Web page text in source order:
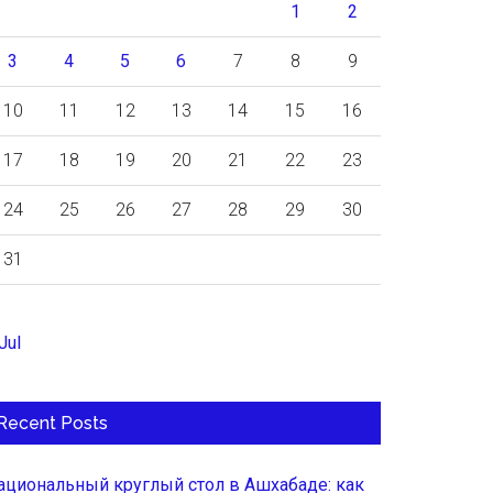
1 2
3 4 5 6 7 8 9
10 11 12 13 14 15 16
17 18 19 20 21 22 23
24 25 26 27 28 29 30
31
Posts
круглый стол в Ашхабаде: как